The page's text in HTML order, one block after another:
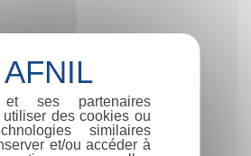
et ses partenaires
utiliser des cookies ou
similaires
et/ou accéder à